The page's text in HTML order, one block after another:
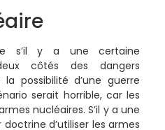
s’il y a une certaine
côtés des dangers
possibilité d’une guerre
serait horrible, car les
nucléaires. S’il y a une
d’utiliser les armes